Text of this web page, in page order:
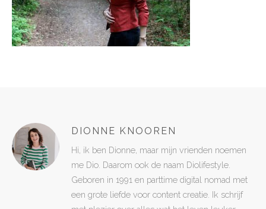
DIONNE KNOOREN
Hi, ik ben Dionne, maar mijn vrienden noemen
me Dio. Daarom ook de naam Diolifestyle.
Geboren in 1991 en parttime digital nomad met
een grote liefde voor content creatie. Ik schrijf